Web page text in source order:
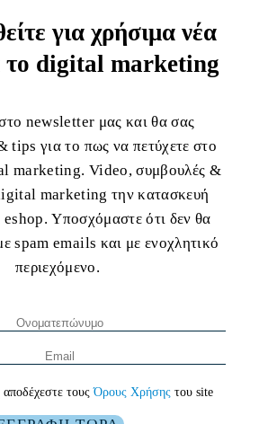
για χρήσιμα νέα
το digital marketing
newsletter μας και θα σας
tips για το πως να πετύχετε στο
marketing. Video, συμβουλές &
marketing την κατασκευή
eshop. Υποσχόμαστε ότι δεν θα
spam emails και με ενοχλητικό
περιεχόμενο.
τουςΌρους Χρήσης του site